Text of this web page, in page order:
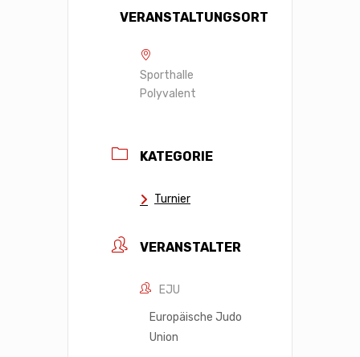
VERANSTALTUNGSORT
Sporthalle
Polyvalent
KATEGORIE
Turnier
VERANSTALTER
EJU
Europäische Judo
Union